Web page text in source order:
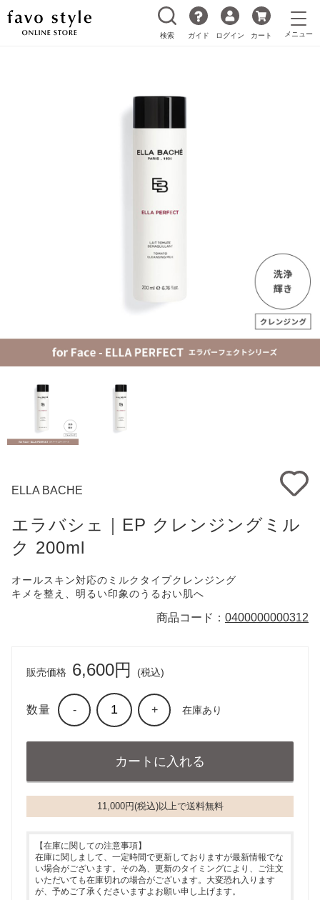
検索 ガイド ログイン カート
ELLA BACHE
エラバシェ｜EP クレンジングミル
ク 200ml
オールスキン対応のミルクタイプクレンジング
キメを整え、明るい印象のうるおい肌へ
商品コード： 0400000000312
販売価格 6,600円 (税込)
数量 - + 在庫あり
11,000円(税込)以上で送料無料
【在庫に関しての注意事項】
在庫に関しまして、一定時間で更新しておりますが最新情報でな
い場合がございます。その為、更新のタイミングにより、ご注文
いただいても在庫切れの場合がございます。大変恐れ入ります
が、予めご了承くださいますよお願い申し上げます。